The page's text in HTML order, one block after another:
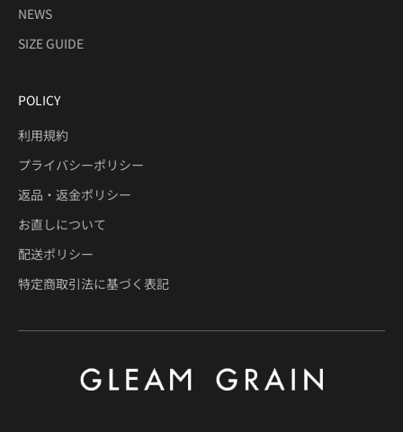
NEWS
SIZE GUIDE
POLICY
利用規約
プライバシーポリシー
返品・返金ポリシー
お直しについて
配送ポリシー
特定商取引法に基づく表記